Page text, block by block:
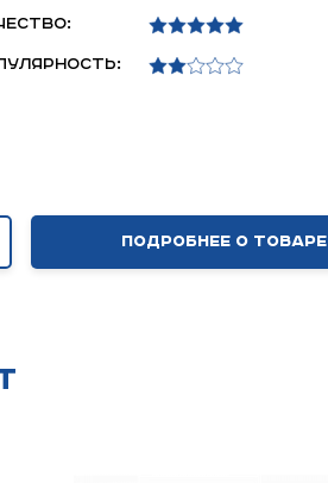
Подробнее о товаре